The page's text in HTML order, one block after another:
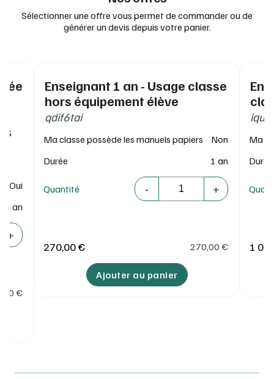
Sélectionner une offre vous permet de commander ou de
générer un devis depuis votre panier.
Oui
1 an
+
€
Enseignant 1 an - Usage classe
hors équipement élève
qdif6tai
Ma classe possède les manuels papiers
Non
Durée
1 an
Quantité -
Quantité
+
270,00 € 270,00 €
Ajouter au panier
Ma
Durée
1